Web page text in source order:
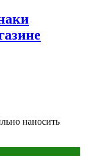
наносить